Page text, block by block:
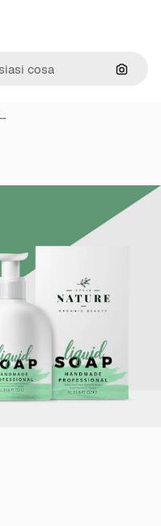
Cerca